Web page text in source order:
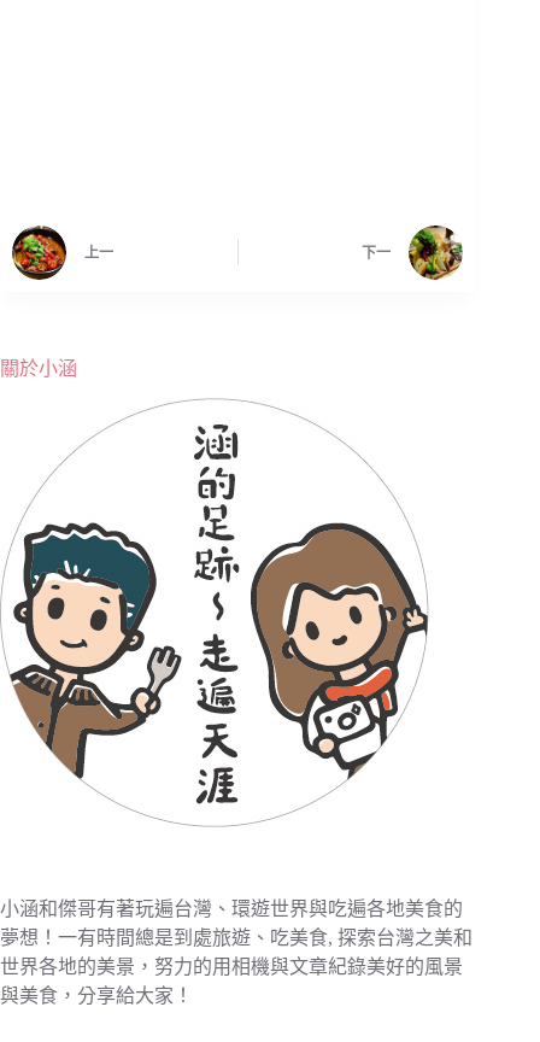
上一 下一
關於小涵
小涵和傑哥有著玩遍台灣、環遊世界與吃遍各地美食的
夢想！一有時間總是到處旅遊、吃美食, 探索台灣之美和
世界各地的美景，努力的用相機與文章紀錄美好的風景
與美食，分享給大家！